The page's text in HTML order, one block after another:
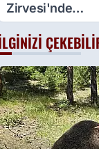
Zirvesi'nde
gülümseten an:
Beyaz spor
ayakkabılar
gündem oldu